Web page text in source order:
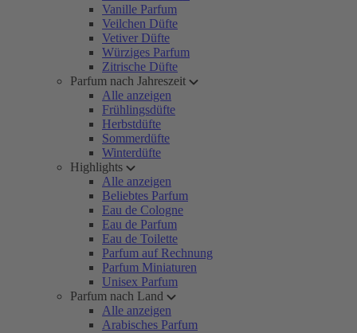
Vanille Parfum
Veilchen Düfte
Vetiver Düfte
Würziges Parfum
Zitrische Düfte
Parfum nach Jahreszeit
Alle anzeigen
Frühlingsdüfte
Herbstdüfte
Sommerdüfte
Winterdüfte
Highlights
Alle anzeigen
Beliebtes Parfum
Eau de Cologne
Eau de Parfum
Eau de Toilette
Parfum auf Rechnung
Parfum Miniaturen
Unisex Parfum
Parfum nach Land
Alle anzeigen
Arabisches Parfum